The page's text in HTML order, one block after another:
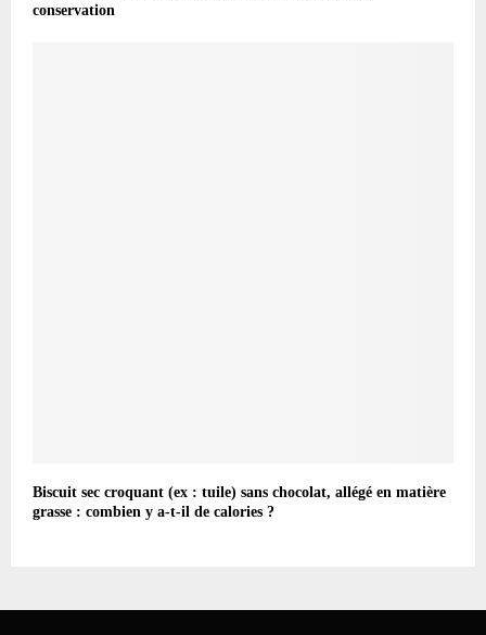
conservation
Biscuit sec croquant (ex : tuile) sans chocolat, allégé en matière
grasse : combien y a-t-il de calories ?